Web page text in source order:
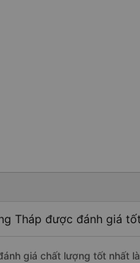
Tháp được đánh giá
giá chất lượng tốt nhất